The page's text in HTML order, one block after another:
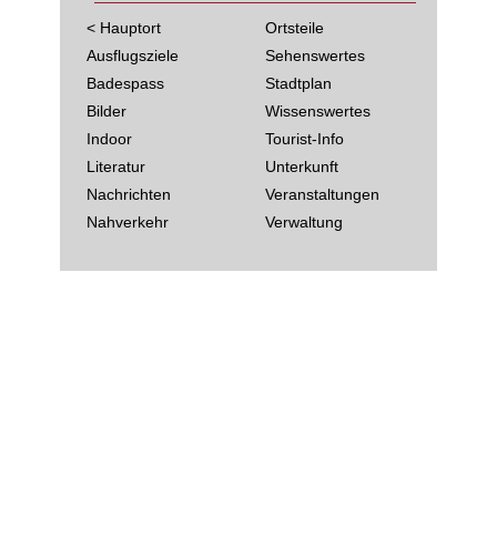
< Hauptort
Ausflugsziele
Badespass
Bilder
Indoor
Literatur
Nachrichten
Nahverkehr
Ortsteile
Sehenswertes
Stadtplan
Wissenswertes
Tourist-Info
Unterkunft
Veranstaltungen
Verwaltung